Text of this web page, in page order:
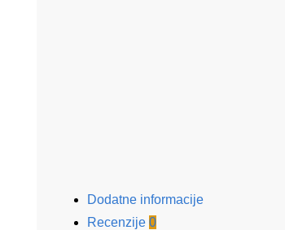
Dodatne informacije
Recenzije 0